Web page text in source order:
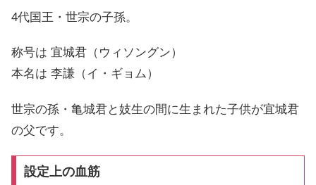
4代国王・世宗の子孫。
称号は 宜城君（ウィソングン）
本名は 李謙（イ・ギョム）
世宗の孫・亀城君と妓生の間に生まれた子供が宜城君
の父です。
設定上の血筋